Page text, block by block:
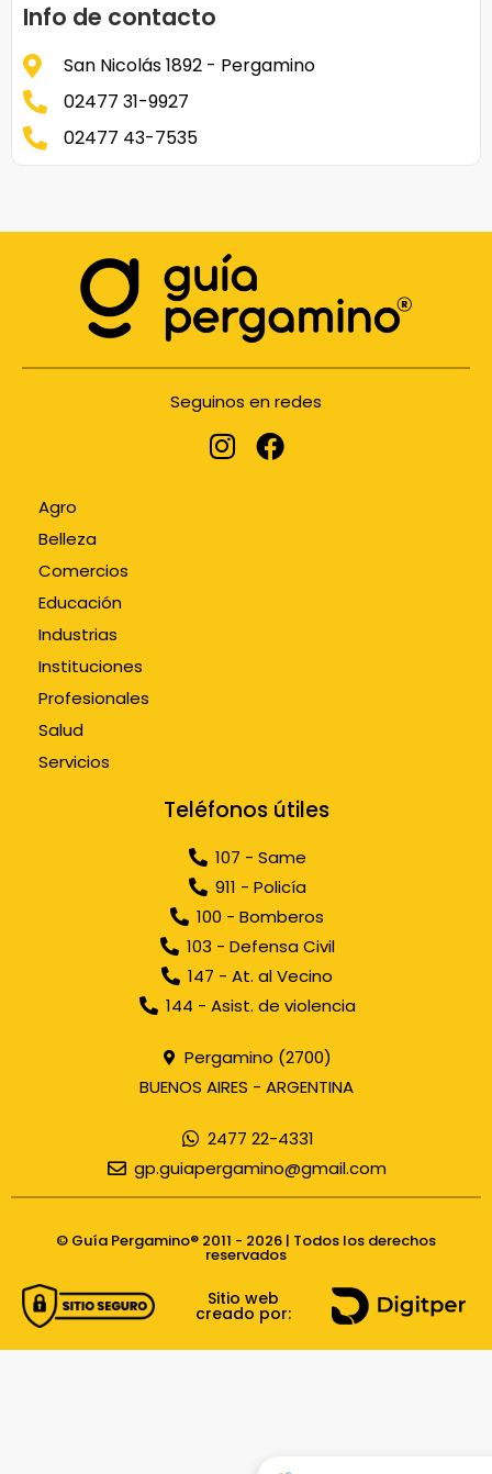
Info de contacto
San Nicolás 1892 - Pergamino
02477 31-9927
02477 43-7535
Seguinos en redes
Agro
Belleza
Comercios
Educación
Industrias
Instituciones
Profesionales
Salud
Servicios
Teléfonos útiles
107 - Same
911 - Policía
100 - Bomberos
103 - Defensa Civil
147 - At. al Vecino
144 - Asist. de violencia
Pergamino (2700)
BUENOS AIRES - ARGENTINA
2477 22-4331
gp.guiapergamino@gmail.com
© Guía Pergamino® 2011 - 2026 | Todos los derechos
reservados
Sitio web
creado por: